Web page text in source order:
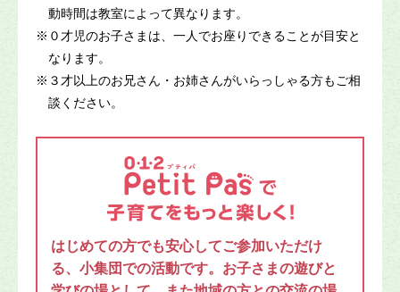
動時間は教室によって異なります。
※ ０才児のお子さまは、一人でお座りできることが目安と
なります。
※ ３才以上のお兄さん・お姉さんがいらっしゃる方もご相
談ください。
はじめての方でも安心してご参加いただけ
る、小集団での活動です。お子さまの遊びと